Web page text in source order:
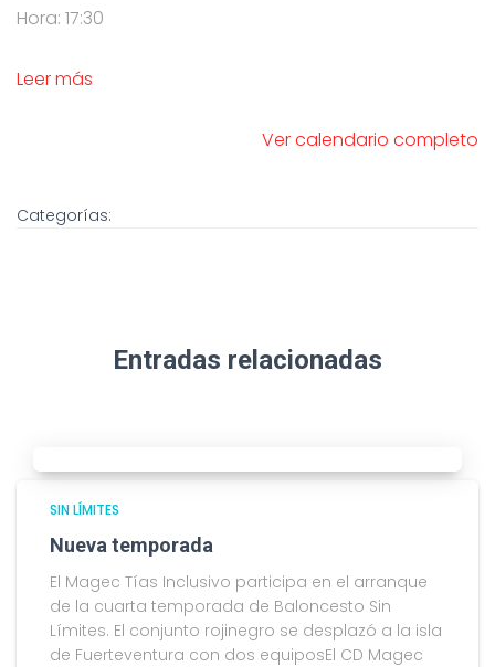
Hora: 17:30
Leer más
Ver calendario completo
Categorías:
Entradas relacionadas
SIN LÍMITES
Nueva temporada
El Magec Tías Inclusivo participa en el arranque
de la cuarta temporada de Baloncesto Sin
Límites. El conjunto rojinegro se desplazó a la isla
de Fuerteventura con dos equiposEl CD Magec